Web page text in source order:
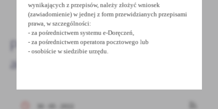
DODAJ KOMENTARZ
Pozostałe
aktualności
wynikających z przepisów, należy złożyć wniosek
(zawiadomienie) w jednej z form przewidzianych przepisami
prawa, w szczególności:
- za pośrednictwem systemu e-Doręczeń,
- za pośrednictwem operatora pocztowego lub
- osobiście w siedzibie urzędu.